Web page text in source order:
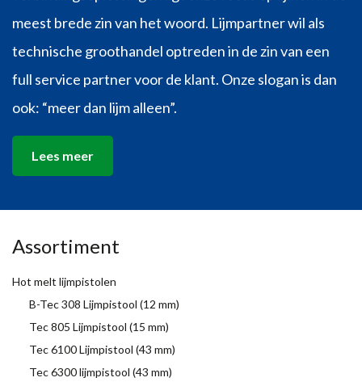
meest brede zin van het woord. Lijmpartner wil als
technische groothandel optreden in de zin van een
full service partner voor de klant. Onze slogan is dan
ook: “meer dan lijm alleen”.
Lees meer
Assortiment
Hot melt lijmpistolen
B-Tec 308 Lijmpistool (12 mm)
Tec 805 Lijmpistool (15 mm)
Tec 6100 Lijmpistool (43 mm)
Tec 6300 lijmpistool (43 mm)